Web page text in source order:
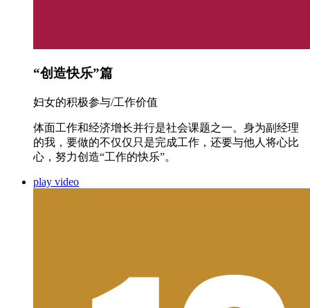
“创造快乐”篇
妇女的积极参与/工作价值
体面工作和经济增长并行是社会课题之一。身为副经理
的我，要做的不仅仅只是完成工作，还要与他人将心比
心，努力创造“工作的快乐”。
play video